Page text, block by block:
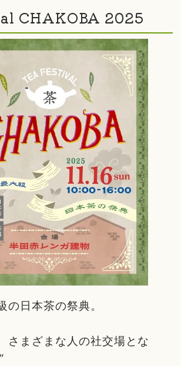
CHAKOBA 2025
の日本茶の祭典。
さまざまな人の社交場とな